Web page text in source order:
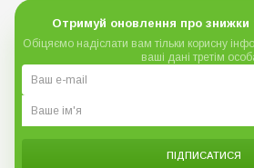
Отримуй оновлення про знижки
Обіцяємо надіслати вам тільки корисну
ваші дані третім
ПІДПИСАТИСЯ